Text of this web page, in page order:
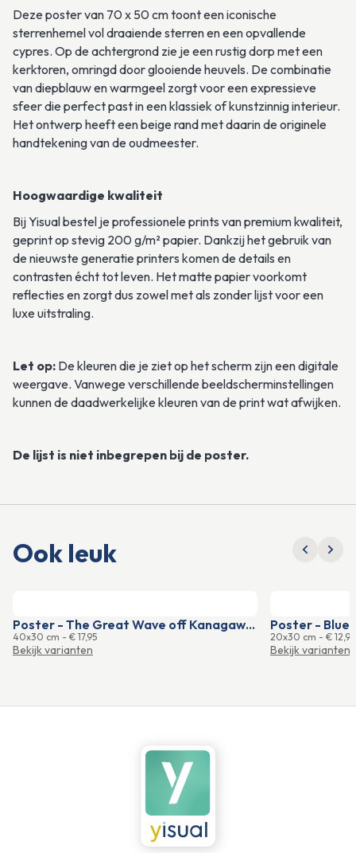
Deze poster van 70 x 50 cm toont een iconische
sterrenhemel vol draaiende sterren en een opvallende
cypres. Op de achtergrond zie je een rustig dorp met een
kerktoren, omringd door glooiende heuvels. De combinatie
van diepblauw en warmgeel zorgt voor een expressieve
sfeer die perfect past in een klassiek of kunstzinnig interieur.
Het ontwerp heeft een beige rand met daarin de originele
handtekening van de oudmeester.
Hoogwaardige kwaliteit
Bij Yisual bestel je professionele prints van premium kwaliteit,
geprint op stevig 200 g/m² papier. Dankzij het gebruik van
de nieuwste generatie printers komen de details en
contrasten écht tot leven. Het matte papier voorkomt
reflecties en zorgt dus zowel met als zonder lijst voor een
luxe uitstraling.
Let op: De kleuren die je ziet op het scherm zijn een digitale
weergave. Vanwege verschillende beeldscherminstellingen
kunnen de daadwerkelijke kleuren van de print wat afwijken.
De lijst is niet inbegrepen bij de poster.
Ook leuk
Poster - The Great Wave off Kanagawa White
40x30 cm - € 17,95
Bekijk varianten
Poster - Blue
20x30 cm - € 12,95
Bekijk varianten